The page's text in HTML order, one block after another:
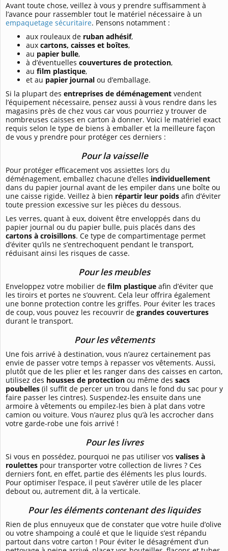
Avant toute chose, veillez à vous y prendre suffisamment à
l’avance pour rassembler tout le matériel nécessaire à un
empaquetage sécuritaire. Pensons notamment :
aux rouleaux de ruban adhésif,
aux cartons, caisses et boîtes,
au papier bulle,
à d’éventuelles couvertures de protection,
au film plastique,
et au papier journal ou d’emballage.
Si la plupart des entreprises de déménagement vendent
l’équipement nécessaire, pensez aussi à vous rendre dans les
magasins près de chez vous car vous pourriez y trouver de
nombreuses caisses en carton à donner. Voici le matériel exact
requis selon le type de biens à emballer et la meilleure façon
de vous y prendre pour protéger ces derniers :
Pour la vaisselle
Pour protéger efficacement vos assiettes lors du
déménagement, emballez chacune d’elles individuellement
dans du papier journal avant de les empiler dans une boîte ou
une caisse rigide. Veillez à bien répartir leur poids afin d’éviter
toute pression excessive sur les pièces du dessous.
Les verres, quant à eux, doivent être enveloppés dans du
papier journal ou du papier bulle, puis placés dans des
cartons à croisillons. Ce type de compartimentage permet
d’éviter qu’ils ne s’entrechoquent pendant le transport,
réduisant ainsi les risques de casse.
Pour les meubles
Enveloppez votre mobilier de film plastique afin d’éviter que
les tiroirs et portes ne s’ouvrent. Cela leur offrira également
une bonne protection contre les griffes. Pour éviter les traces
de coup, vous pouvez les recouvrir de grandes couvertures
durant le transport.
Pour les vêtements
Une fois arrivé à destination, vous n’aurez certainement pas
envie de passer votre temps à repasser vos vêtements. Aussi,
plutôt que de les plier et les ranger dans des caisses en carton,
utilisez des housses de protection ou même des sacs
poubelles (il suffit de percer un trou dans le fond du sac pour y
faire passer les cintres). Suspendez-les ensuite dans une
armoire à vêtements ou empilez-les bien à plat dans votre
camion ou voiture. Vous n’aurez plus qu’à les accrocher dans
votre garde-robe une fois arrivé !
Pour les livres
Si vous en possédez, pourquoi ne pas utiliser vos valises à
roulettes pour transporter votre collection de livres ? Ces
derniers font, en effet, partie des éléments les plus lourds.
Pour optimiser l’espace, il peut s’avérer utile de les placer
debout ou, autrement dit, à la verticale.
Pour les éléments contenant des liquides
Rien de plus ennuyeux que de constater que votre huile d’olive
ou votre shampoing a coulé et que le liquide s’est répandu
partout dans votre carton ! Pour éviter le désagrément d’un